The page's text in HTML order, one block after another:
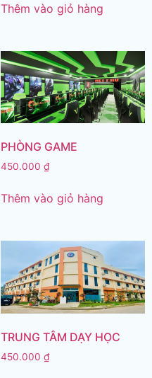
Thêm vào giỏ hàng
PHÒNG GAME
450.000 ₫
Thêm vào giỏ hàng
TRUNG TÂM DẠY HỌC
450.000 ₫